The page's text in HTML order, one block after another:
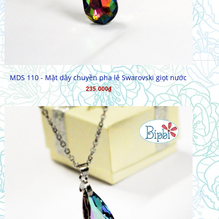
HẾT HÀNG
MDS 110 - Mặt dây chuyền pha lê Swarovski giọt nước
235.000₫